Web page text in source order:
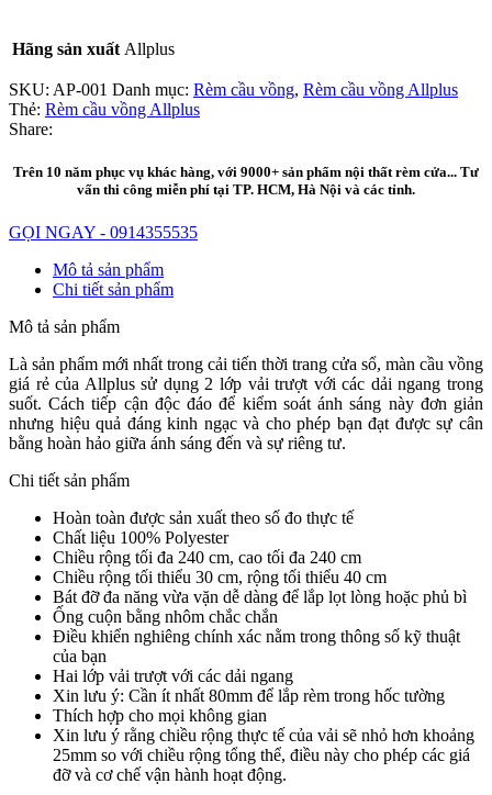
Hãng sản xuất Allplus
SKU: AP-001 Danh mục: Rèm cầu vồng, Rèm cầu vồng Allplus
Thẻ: Rèm cầu vồng Allplus
Share:
Trên 10 năm phục vụ khác hàng, với 9000+ sản phẩm nội thất rèm cửa... Tư
vấn thi công miễn phí tại TP. HCM, Hà Nội và các tỉnh.
GỌI NGAY - 0914355535
Mô tả sản phẩm
Chi tiết sản phẩm
Mô tả sản phẩm
Là sản phẩm mới nhất trong cải tiến thời trang cửa sổ, màn cầu vồng
giá rẻ của Allplus sử dụng 2 lớp vải trượt với các dải ngang trong
suốt.Cách tiếp cận độc đáo để kiểm soát ánh sáng này đơn giản
nhưng hiệu quả đáng kinh ngạc và cho phép bạn đạt được sự cân
bằng hoàn hảo giữa ánh sáng đến và sự riêng tư.
Chi tiết sản phẩm
Hoàn toàn được sản xuất theo số đo thực tế
Chất liệu 100% Polyester
Chiều rộng tối đa 240 cm, cao tối đa 240 cm
Chiều rộng tối thiểu 30 cm, rộng tối thiểu 40 cm
Bát đỡ đa năng vừa vặn dễ dàng để lắp lọt lòng hoặc phủ bì
Ống cuộn bằng nhôm chắc chắn
Điều khiển nghiêng chính xác nằm trong thông số kỹ thuật
của bạn
Hai lớp vải trượt với các dải ngang
Xin lưu ý: Cần ít nhất 80mm để lắp rèm trong hốc tường
Thích hợp cho mọi không gian
Xin lưu ý rằng chiều rộng thực tế của vải sẽ nhỏ hơn khoảng
25mm so với chiều rộng tổng thể, điều này cho phép các giá
đỡ và cơ chế vận hành hoạt động.